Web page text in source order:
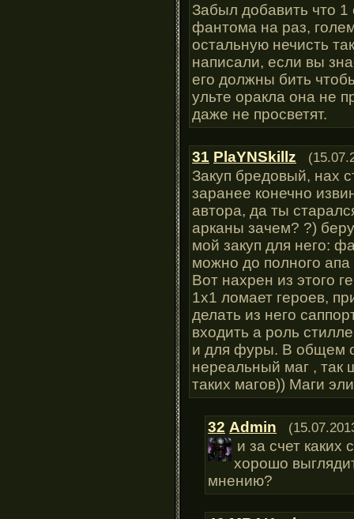
Забыл добавить что
фантома на раз,
остальную нечисть
написали, если вы
его должны бить
ульте оракла она не
даже не просветят.
31 PlaYNSkillz
Закуп бредовый, нах
заранее конечно
автора, да ты
арканы зачем? ?)
мой закуп для него:
можно до полного апа
Вот нахрен из этого
1х1 ломает героев,
делать из него
входить а роль
и для фуры. В общем
нереальный маг ,
таких магов)) Маги
32 Admin
и за счет каких
хорошо
мнению?